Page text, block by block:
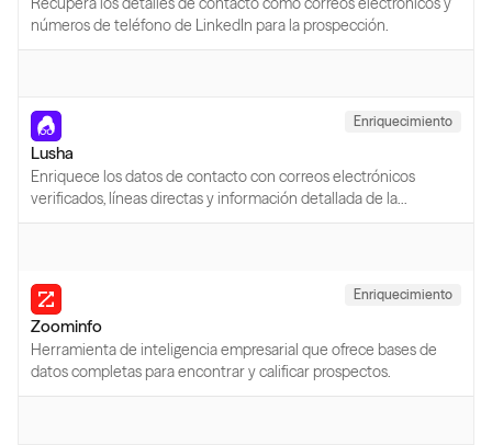
números de teléfono de LinkedIn para la prospección.
Enriquecimiento
Lusha
Enriquece los datos de contacto con correos electrónicos
verificados, líneas directas y información detallada de la
empresa.
Enriquecimiento
Zoominfo
Herramienta de inteligencia empresarial que ofrece bases de
datos completas para encontrar y calificar prospectos.